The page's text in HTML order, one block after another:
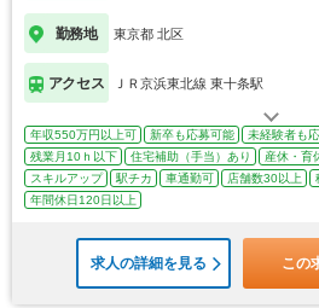
勤務地 東京都 北区
アクセス ＪＲ京浜東北線 東十条駅
年収550万円以上可 新卒も応募可能 未経験者も
残業月10ｈ以下
住宅補助（手当）あり 産休・育
スキルアップ
駅チカ 車通勤可 店舗数30以上
年間休日120日以上
求人の詳細を見る この